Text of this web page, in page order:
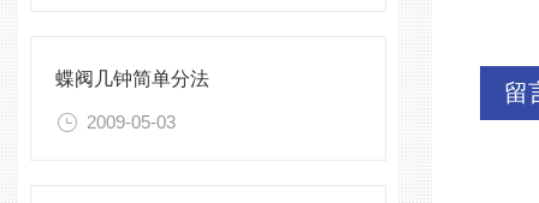
蝶阀几钟简单分法
2009-05-03
留